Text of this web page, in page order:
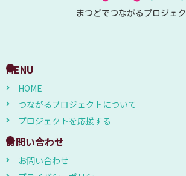
まつどでつながるプロジェ
MENU
HOME
つながるプロジェクトについて
プロジェクトを応援する
お問い合わせ
お問い合わせ